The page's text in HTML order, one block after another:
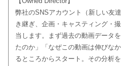
弊社のSNSアカウント（新しい友
き継ぎ、企画・キャスティング・
当します。まず過去の動画データ
たのか」「なぜこの動画は伸びな
るところからスタート。その分析